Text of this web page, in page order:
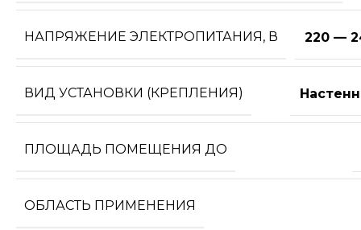
НАПРЯЖЕНИЕ ЭЛЕКТРОПИТАНИЯ, В 220 —
ВИД УСТАНОВКИ (КРЕПЛЕНИЯ)
ПЛОЩАДЬ ПОМЕЩЕНИЯ ДО
ОБЛАСТЬ ПРИМЕНЕНИЯ